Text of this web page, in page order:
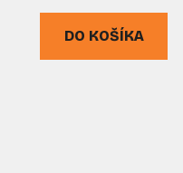
DO KOŠÍKA